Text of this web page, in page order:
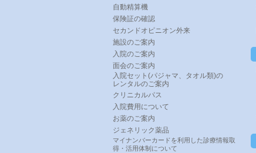
自動精算機
保険証の確認
セカンドオピニオン外来
施設のご案内
入院のご案内
面会のご案内
入院セット(パジャマ、タオル類)の
レンタルのご案内
クリニカルパス
入院費用について
お薬のご案内
ジェネリック薬品
マイナンバーカードを利用した診療情報取
得・活用体制について